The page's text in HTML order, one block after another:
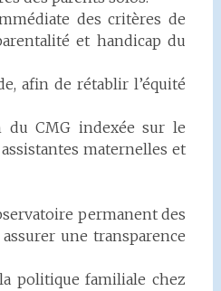
des critères de
et handicap du
afin de rétablir l’équité
du CMG indexée sur le
maternelles et
permanent des
une transparence
politique familiale chez